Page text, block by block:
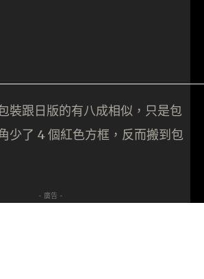
裝跟日版的有八成相似，只是包
少了 4 個紅色方框，反而搬到包
- 廣告 -